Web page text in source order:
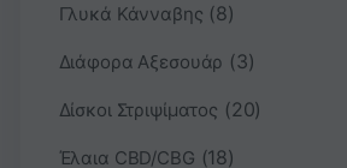
Γλυκά Κάνναβης (8)
Διάφορα Αξεσουάρ (3)
Δίσκοι Στριψίματος (20)
Έλαια CBD/CBG (18)